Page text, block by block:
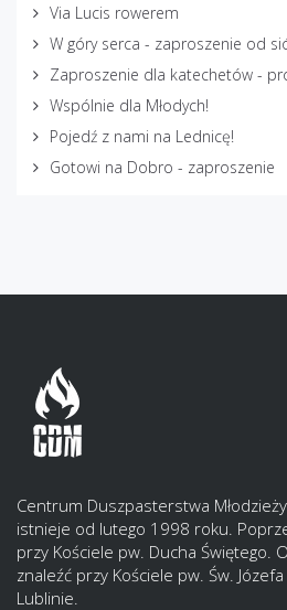
Via Lucis rowerem
W góry serca - zaproszenie od
Zaproszenie dla katechetów -
Wspólnie dla Młodych!
Pojedź z nami na Lednicę!
Gotowi na Dobro - zaproszenie
Centrum Duszpasterstwa
istnieje od lutego 1998 roku.
przy Kościele pw. Ducha Świętego.
znaleźć przy Kościele pw. Św.
Lublinie.